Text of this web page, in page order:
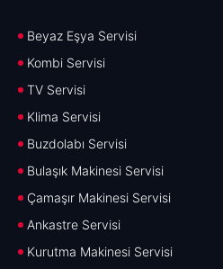
Beyaz Eşya Servisi
Kombi Servisi
TV Servisi
Klima Servisi
Buzdolabı Servisi
Bulaşık Makinesi Servisi
Çamaşır Makinesi Servisi
Ankastre Servisi
Kurutma Makinesi Servisi